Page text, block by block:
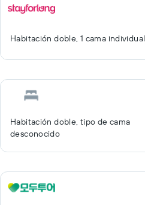
Habitación doble, 1 cama individual
Habitación doble, tipo de cama
desconocido